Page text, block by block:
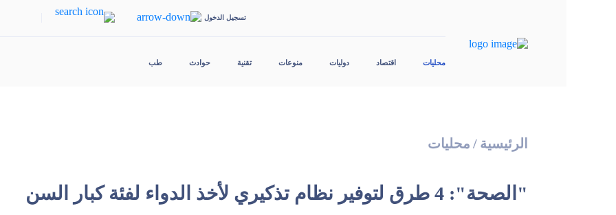
تسجيل الدخول
محليات اقتصاد دوليات منوعات تقنية حوادث طب
الرئيسية / محليات
"الصحة": 4 طرق لتوفير نظام تذكيري لأخذ الدواء لفئة كبار السن